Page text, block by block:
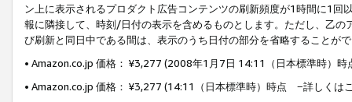
ン上に表示されるプロダクト広告コンテンツの刷新頻度が1時間に1
報に隣接して、時刻/日付の表示を含めるものとします。ただし、乙
び刷新と同日中である間は、表示のうち日付の部分を省略することが
• Amazon.co.jp 価格： ¥3,277 (2008年1月7日 14:11（日本標準時）
• Amazon.co.jp 価格： ¥3,277 (14:11（日本標準時）時点 −詳しくは